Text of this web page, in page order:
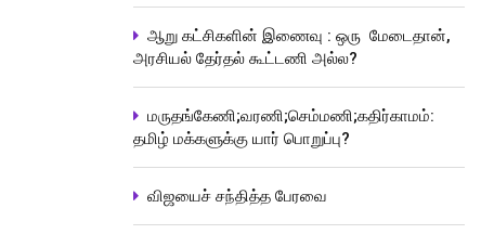
ஆறு கட்சிகளின் இணைவு : ஒரு மேடைதான்,
அரசியல் தேர்தல் கூட்டணி அல்ல?
மருதங்கேணி;வரணி;செம்மணி;கதிர்காமம்:
தமிழ் மக்களுக்கு யார் பொறுப்பு?
விஜயைச் சந்தித்த பேரவை